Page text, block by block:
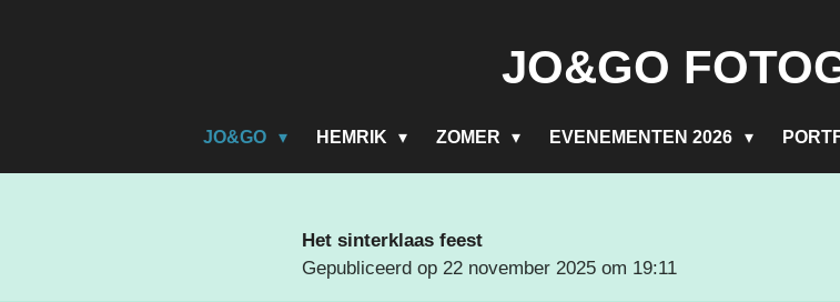
JO&GO
JO&GO HEMRIK ZOMER EVENEMENTEN 2026
Het sinterklaas feest
Gepubliceerd op 22 november 2025 om 19:11